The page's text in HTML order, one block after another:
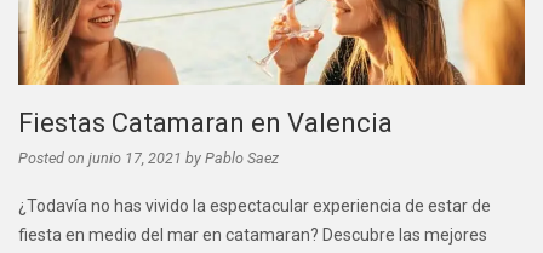
Fiestas Catamaran en Valencia
Posted on junio 17, 2021 by Pablo Saez
¿Todavía no has vivido la espectacular experiencia de estar de
fiesta en medio del mar en catamaran? Descubre las mejores